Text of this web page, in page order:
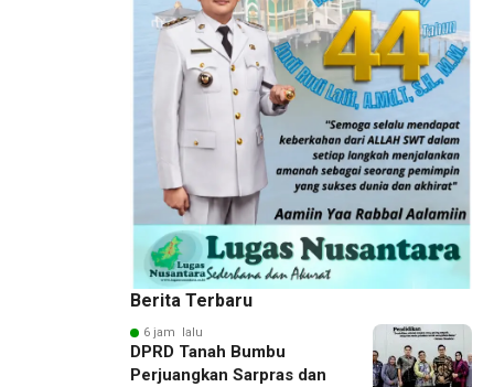
Berita Terbaru
6 jam lalu
DPRD Tanah Bumbu
Perjuangkan Sarpras dan